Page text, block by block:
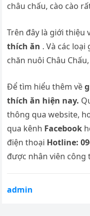
châu chấu, cào cào
Trên đây là giới thiệu
thích ăn . Và các
chăn nuôi Châu
Để tìm hiểu thêm về
thích ăn hiện nay.
thông qua website,
qua kênh Facebook
điện thoại Hotline:
được nhân viên công
admin